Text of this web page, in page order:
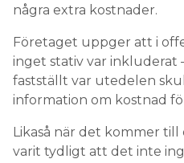
några extra kostnader.
Företaget uppger att i
inget stativ var inkluderat
fastställt var utedelen
information om kostnad
Likaså när det kommer
varit tydligt att det inte